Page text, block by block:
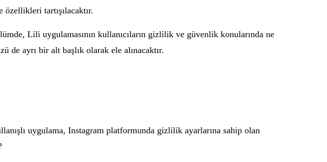
tartışılacaktır.
Lili uygulamasının kullanıcıların gizlilik ve güvenlik konularında ne
de ayrı bir alt başlık olarak ele alınacaktır.
uygulama, Instagram platformunda gizlilik ayarlarına sahip olan